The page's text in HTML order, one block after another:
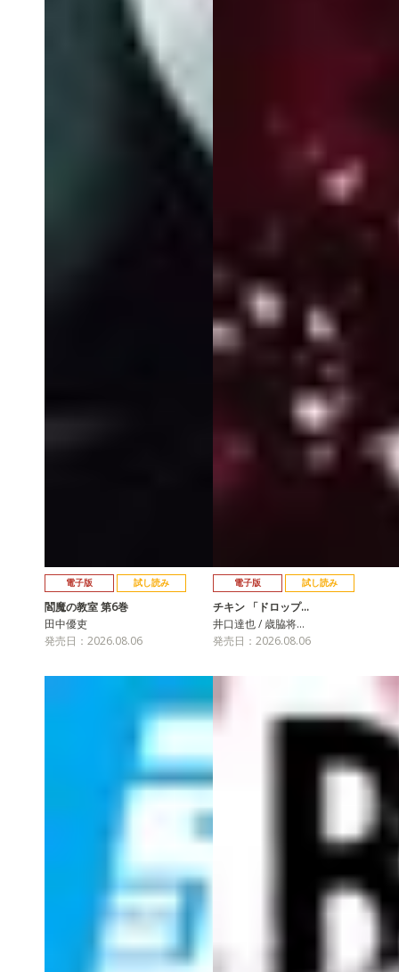
電子版 試し読み
閻魔の教室 第6巻
田中優吏
発売日：2026.08.06
電子版 試し読み
チキン 「ドロップ…
井口達也 / 歳脇将…
発売日：2026.08.06